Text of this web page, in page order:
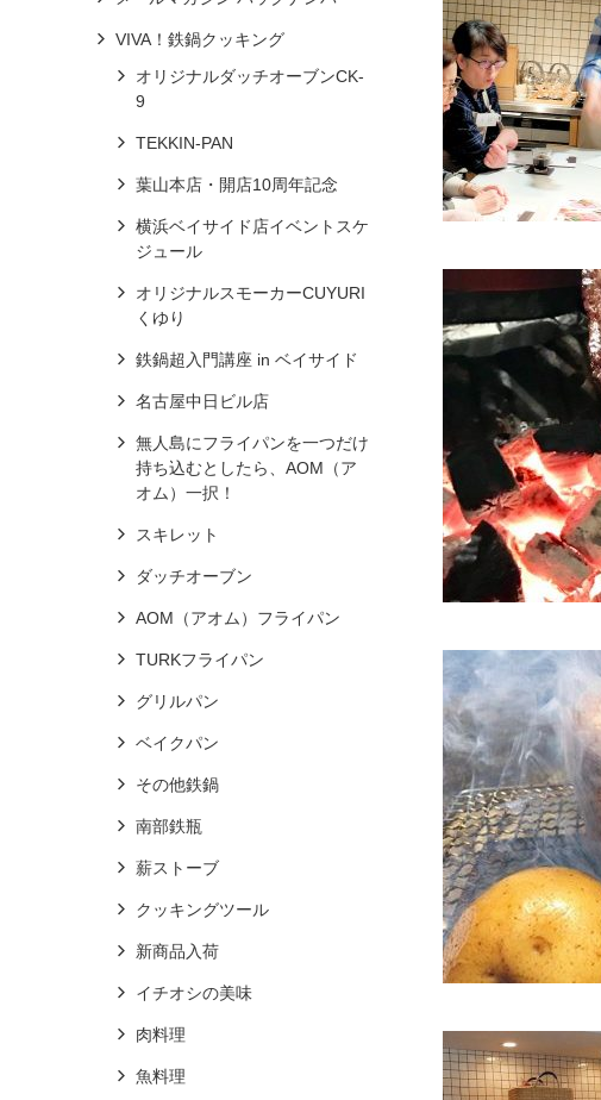
VIVA！鉄鍋クッキング
オリジナルダッチオーブンCK-
9
TEKKIN-PAN
葉山本店・開店10周年記念
横浜ベイサイド店イベントスケ
ジュール
オリジナルスモーカーCUYURI
くゆり
鉄鍋超入門講座 in ベイサイド
名古屋中日ビル店
無人島にフライパンを一つだけ
持ち込むとしたら、AOM（ア
オム）一択！
スキレット
ダッチオーブン
AOM（アオム）フライパン
TURKフライパン
グリルパン
ベイクパン
その他鉄鍋
南部鉄瓶
薪ストーブ
クッキングツール
新商品入荷
イチオシの美味
肉料理
魚料理